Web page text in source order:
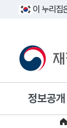
이 누리집
재정
정보공개